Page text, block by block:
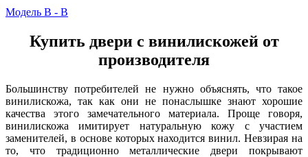
Модель В - В
Купить двери с винилискожей от
производителя
Большинству потребителей не нужно объяснять, что такое
винилискожа, так как они не понаслышке знают хорошие
качества этого замечательного материала. Проще говоря,
винилискожа имитирует натуральную кожу с участием
заменителей, в основе которых находится винил. Невзирая на
то, что традиционно металлические двери покрывают